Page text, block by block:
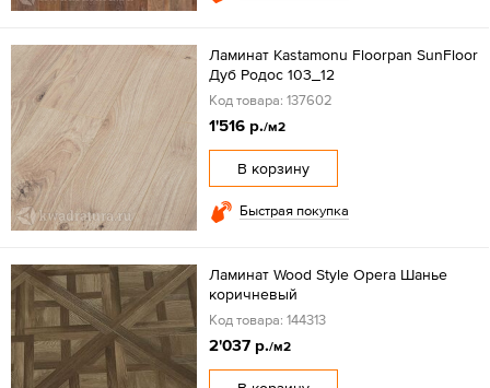
Ламинат Kastamonu Floorpan SunFloor
Дуб Родос 103_12
Код товара: 137602
1'516 р./м2
В корзину
Быстрая покупка
Ламинат Wood Style Opera Шанье
коричневый
Код товара: 144313
2'037 р./м2